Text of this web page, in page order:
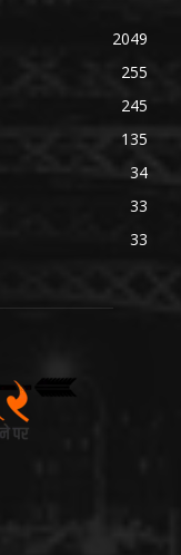
2049
255
245
135
34
33
33